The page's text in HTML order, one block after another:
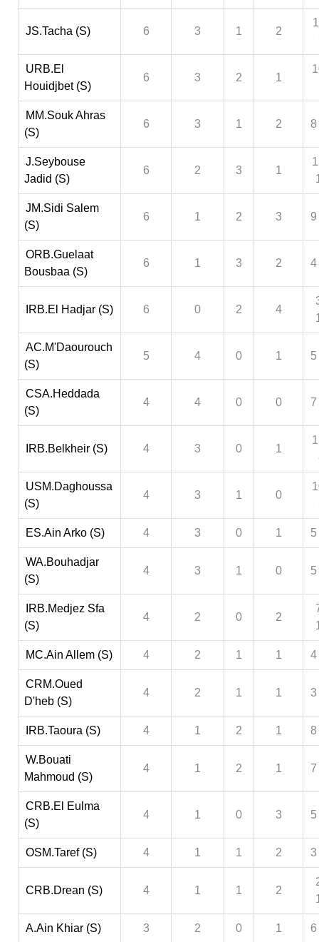
JS.Tacha (S) 6 3 1 2
URB.El
Houidjbet (S)
6 3 2 1
MM.Souk Ahras
(S)
6 3 1 2 8
J.Seybouse
Jadid (S)
6 2 3 1
JM.Sidi Salem
(S)
6 1 2 3 9
ORB.Guelaat
Bousbaa (S)
6 1 3 2 4
IRB.El Hadjar (S) 6 0 2 4
AC.M'Daourouch
(S)
5 4 0 1 5
CSA.Heddada
(S)
4 4 0 0 7
IRB.Belkheir (S) 4 3 0 1
USM.Daghoussa
(S)
4 3 1 0
ES.Ain Arko (S) 4 3 0 1 5
WA.Bouhadjar
(S)
4 3 1 0 5
IRB.Medjez Sfa
(S)
4 2 0 2
MC.Ain Allem (S) 4 2 1 1 4
CRM.Oued
D'heb (S)
4 2 1 1 3
IRB.Taoura (S) 4 1 2 1 8
W.Bouati
Mahmoud (S)
4 1 2 1 7
CRB.El Eulma
(S)
4 1 0 3 5
OSM.Taref (S) 4 1 1 2 3
CRB.Drean (S) 4 1 1 2
A.Ain Khiar (S) 3 2 0 1 6